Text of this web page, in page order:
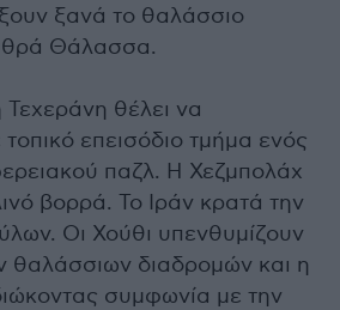
ξανά το θαλάσσιο
Θάλασσα.
θέλει να
επεισόδιο τμήμα ενός
παζλ. Η Χεζμπολάχ
βορρά. Το Ιράν κρατά την
Οι Χούθι υπενθυμίζουν
θαλάσσιων διαδρομών και η
συμφωνία με την